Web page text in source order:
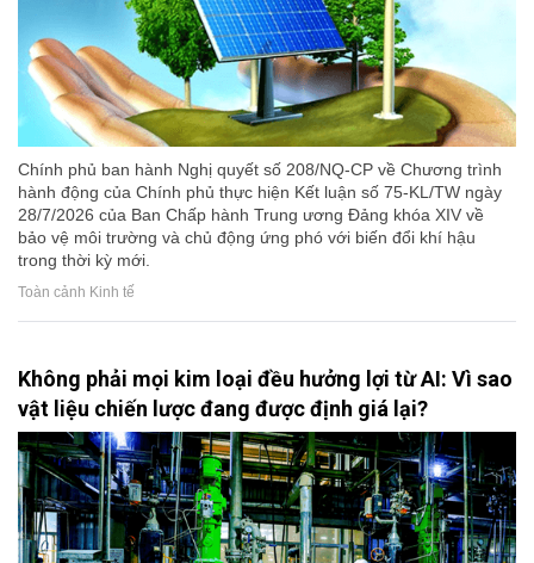
Chính phủ ban hành Nghị quyết số 208/NQ-CP về Chương trình
hành động của Chính phủ thực hiện Kết luận số 75-KL/TW ngày
28/7/2026 của Ban Chấp hành Trung ương Đảng khóa XIV về
bảo vệ môi trường và chủ động ứng phó với biến đổi khí hậu
trong thời kỳ mới.
Toàn cảnh Kinh tế
Không phải mọi kim loại đều hưởng lợi từ AI: Vì sao
vật liệu chiến lược đang được định giá lại?